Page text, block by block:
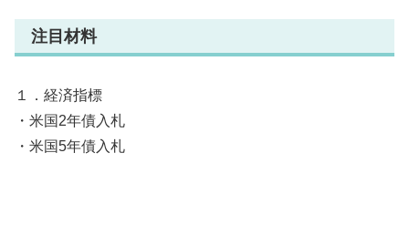
注目材料
１．経済指標
・米国2年債入札
・米国5年債入札